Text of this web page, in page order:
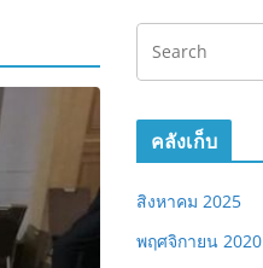
คลังเก็บ
สิงหาคม 2025
พฤศจิกายน 2020